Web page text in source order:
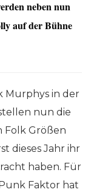
neben nun
auf der Bühne
Murphys in der
nun die
Folk Größen
dieses Jahr ihr
haben. Für
Faktor hat